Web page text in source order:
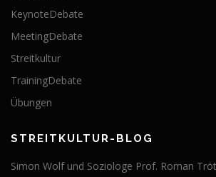
KeynoteDebate
MeetingDebate
Streitkultur
TrainingDebate
Übungen
STREITKULTUR-BLOG
Simon Wolf und Soziologe Prof. Roman